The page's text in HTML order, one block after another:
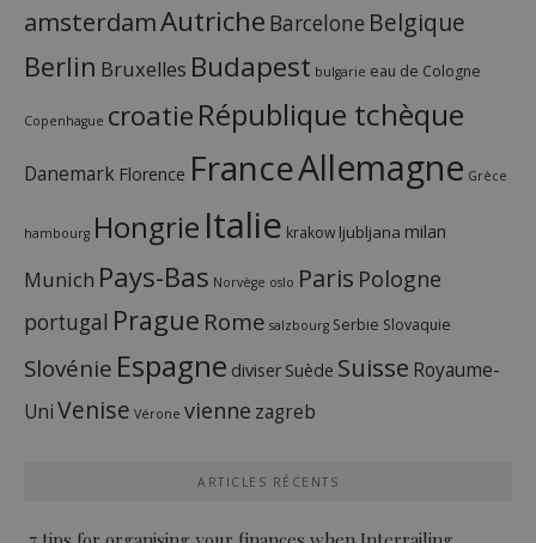
amsterdamAutriche Barcelone Belgique
Berlin Bruxelles Budapest bulgarie eau de Cologne
Copenhague croatie République tchèque
Danemark Florence FranceAllemagne Grèce
hambourg Hongrie Italie krakow ljubljana milan
Munich Pays-Bas Norvège oslo Paris Pologne
portugal Prague Rome salzbourg Serbie Slovaquie
Slovénie Espagne diviser Suède Suisse Royaume-
UniVenise Vérone vienne zagreb
ARTICLES RÉCENTS